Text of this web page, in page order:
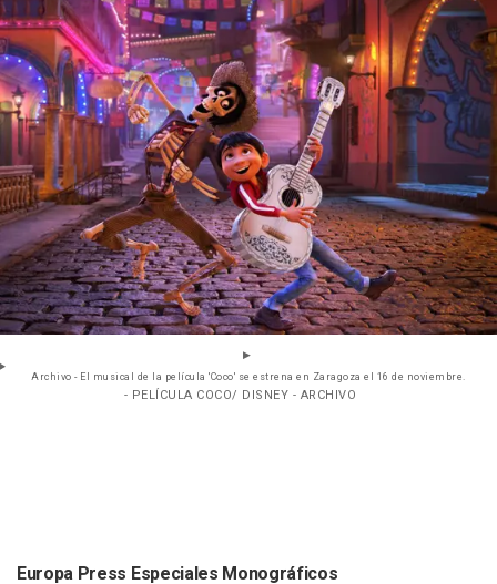
Archivo - El musical de la película 'Coco' se estrena en Zaragoza el 16 de noviembre.
- PELÍCULA COCO/ DISNEY - ARCHIVO
Europa Press Especiales Monográficos